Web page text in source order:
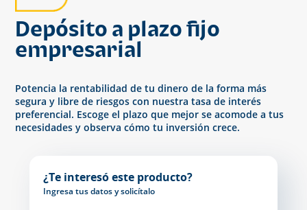
Depósito a plazo fijo
empresarial
Potencia la rentabilidad de tu dinero de la forma más
segura y libre de riesgos con nuestra tasa de interés
preferencial. Escoge el plazo que mejor se acomode a tus
necesidades y observa cómo tu inversión crece.
¿Te interesó este producto?
Ingresa tus datos y solicítalo